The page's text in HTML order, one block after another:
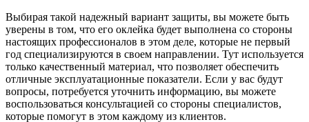
Выбирая такой надежный вариант защиты, вы можете быть
уверены в том, что его оклейка будет выполнена со стороны
настоящих профессионалов в этом деле, которые не первый
год специализируются в своем направлении. Тут используется
только качественный материал, что позволяет обеспечить
отличные эксплуатационные показатели. Если у вас будут
вопросы, потребуется уточнить информацию, вы можете
воспользоваться консультацией со стороны специалистов,
которые помогут в этом каждому из клиентов.